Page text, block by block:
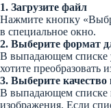
1. Загрузите файл
Нажмите кнопку
в специальное окно.
2. Выберите формат
В выпадающем списке
хотите преобразовать
3. Выберите качество
В выпадающем списке
изображения. Если